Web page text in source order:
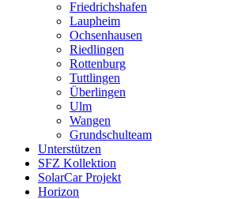
Friedrichshafen
Laupheim
Ochsenhausen
Riedlingen
Rottenburg
Tuttlingen
Überlingen
Ulm
Wangen
Grundschulteam
Unterstützen
SFZ Kollektion
SolarCar Projekt
Horizon